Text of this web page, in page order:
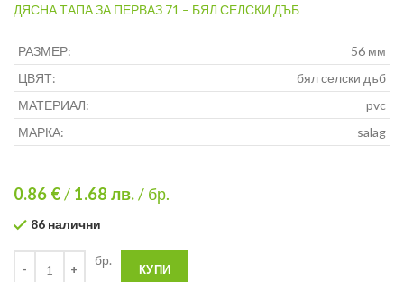
ДЯСНА ТАПА ЗА ПЕРВАЗ 71 – БЯЛ СЕЛСКИ ДЪБ
РАЗМЕР:
56 мм
ЦВЯТ:
бял селски дъб
МАТЕРИАЛ:
pvc
МАРКА:
salag
0.86 €/ 1.68 лв./ бр.
86 налични
бр.
КУПИ